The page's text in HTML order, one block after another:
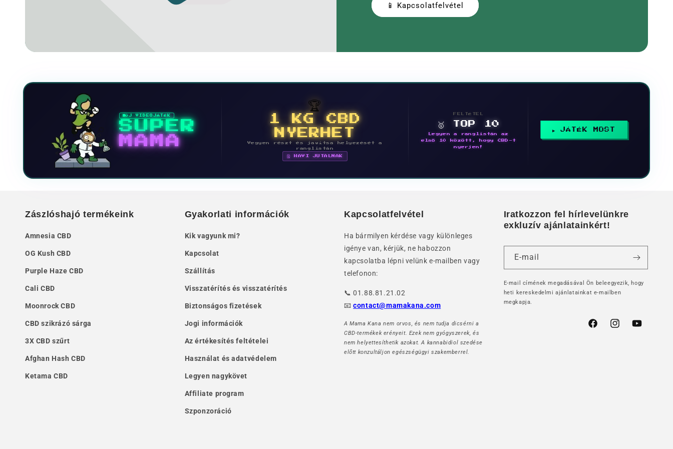
📱 Kapcsolatfelvétel
ÚJ VIDEOJÁTÉK
SUPER
MAMA
🏆
1 KG CBD
NYERHET
Vegyen részt és javítsa helyezését a
ranglistán
🗓 HAVI JUTALMAK
FELTÉTEL
🥇 TOP 10
Legyen a ranglistán az
első 10 között, hogy CBD-t
nyerjen!
JÁTÉK MOST
Zászlóshajó termékeink
Amnesia CBD
OG Kush CBD
Purple Haze CBD
Cali CBD
Moonrock CBD
CBD szikrázó sárga
3X CBD szűrt
Afghan Hash CBD
Ketama CBD
Gyakorlati információk
Kik vagyunk mi?
Kapcsolat
Szállítás
Visszatérítés és visszatérítés
Biztonságos fizetések
Jogi információk
Az értékesítés feltételei
Használat és adatvédelem
Legyen nagykövet
Affiliate program
Szponzoráció
Kapcsolatfelvétel
Ha bármilyen kérdése vagy különleges
igénye van, kérjük, ne habozzon
kapcsolatba lépni velünk e-mailben vagy
telefonon:
📞 01.88.81.21.02
📧contact@mamakana.com
A Mama Kana nem orvos, és nem tudja dicsérni a
CBD-termékek erényeit. Ezek nem gyógyszerek, és
nem helyettesíthetik azokat. A kannabidiol szedése
előtt konzultáljon egészségügyi szakemberrel.
Iratkozzon fel hírlevelünkre
exkluzív ajánlatainkért!
E-mail
E-mail címének megadásával Ön beleegyezik, hogy
heti kereskedelmi ajánlatainkat e-mailben
megkapja.
FacebookInstagramYouTube